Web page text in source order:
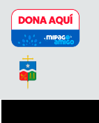
Pasar al contenido